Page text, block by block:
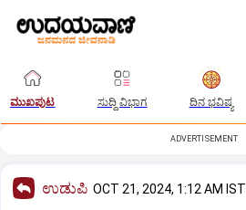
ಮುಖಪುಟ ಸುದ್ದಿ ವಿಭಾಗ ದಿನ ಭವಿಷ್ಯ
ADVERTISEMENT
ಉಡುಪಿ OCT 21, 2024, 1:12 AM IST